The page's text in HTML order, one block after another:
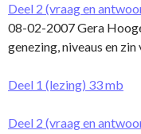
Deel 2 (vraag en
08-02-2007 Gera
genezing, niveaus en zin
Deel 1 (lezing) 33 mb
Deel 2 (vraag en